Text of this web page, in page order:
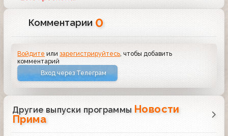
Комментарии 0
Войдите илизарегистрируйтесь, чтобы добавить
комментарий
Вход через Телеграм
Другие выпуски программы Новости
Прима